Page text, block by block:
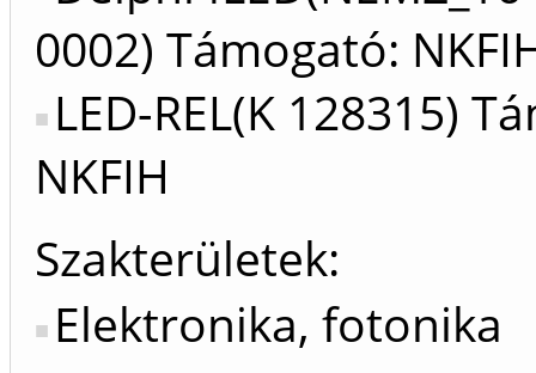
0002) Támogató:
LED-REL(K 128315)
NKFIH
Szakterületek:
Elektronika, fotonika